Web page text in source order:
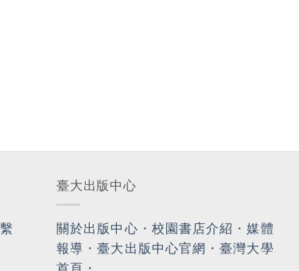
臺大出版中心
關於出版中心 ・ 校園書店介紹 ・媒體
報導 ・臺大出版中心官網 ・臺灣大學
首頁 ・